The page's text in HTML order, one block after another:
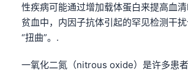
性疾病可能通过增加载体蛋白来提高血
贫血中，内因子抗体引起的罕见检测干
“扭曲”。.
一氧化二氮（nitrous oxide）是许多患